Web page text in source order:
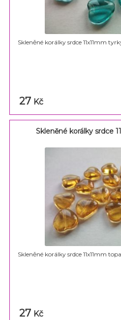
Skleněné korálky srdce 11x11mm
27 Kč
Skleněné korálky srdce
Skleněné korálky srdce 11x11mm
27 Kč